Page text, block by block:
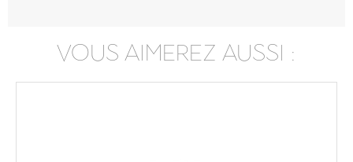
VOUS AIMEREZ AUSSI :